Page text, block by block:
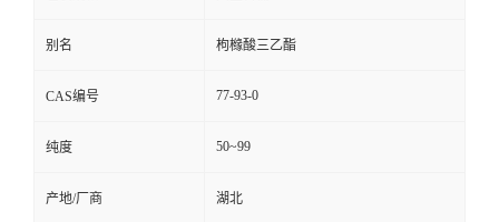
别名 枸橼酸三乙酯
CAS编号 77-93-0
纯度 50~99
产地/厂商 湖北